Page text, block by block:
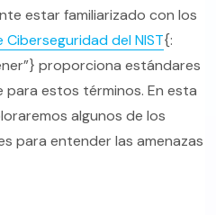
estar familiarizado con los
Ciberseguridad del NIST{:
proporciona estándares
estos términos. En esta
algunos de los
para entender las amenazas